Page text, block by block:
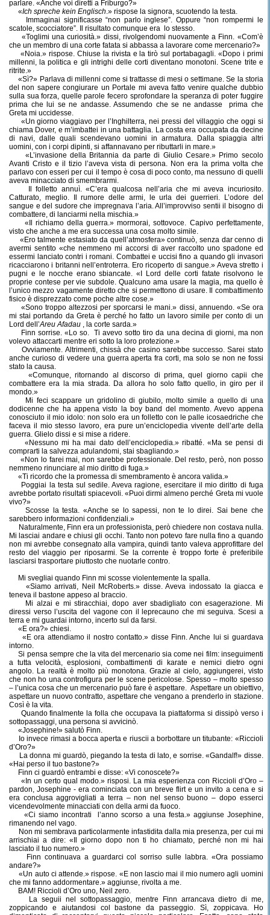
parlare. «Anche voi diretti a Friburgo?»
«Ich spreche kein Englisch.» rispose la signora, scuotendo la testa.
Immaginai significasse “non parlo inglese”. Oppure “non rompermi le
scatole, scocciatore”. Il risultato comunque era
lo stesso.
«Toglimi una curiosità.» dissi, rivolgendomi nuovamente a Finn. «Com’è
che un membro di una corte fatata si abbassa a lavorare come mercenario?»
«Noia.» rispose. Chiuse la rivista e la tirò sul portabagagli. «Dopo i primi
millenni, la politica e gli intrighi delle corti diventano monotoni. Scene trite e
ritrite.»
«Sì?» Parlava di millenni come si trattasse di mesi o settimane. Se la storia
del non sapere congiurare un Portale mi aveva fatto venire qualche dubbio
sulla sua forza, quelle parole fecero sprofondare la speranza di poter fuggire
prima che lui se ne andasse. Assumendo che se ne andasse
prima che
Greta mi uccidesse.
«Un giorno viaggiavo per l’Inghilterra, nei pressi del villaggio che oggi si
chiama Dover, e m’imbattei in una battaglia. La costa era occupata da decine
di navi, dalle quali scendevano uomini in armatura. Dalla spiaggia altri
uomini, con i corpi dipinti, si affannavano per ributtarli in mare.»
«L’invasione della Britannia da parte di Giulio Cesare.» Primo secolo
Avanti Cristo e il tizio l’aveva vista di persona. Non era la prima volta che
parlavo con esseri per cui il tempo è cosa di poco conto, ma nessuno di quelli
aveva minacciato di smembrarmi.
Il folletto annuì. «C’era qualcosa nell’aria che mi aveva incuriosito.
Catturato, meglio. Il rumore delle armi, le urla dei guerrieri. L’odore del
sangue e del sudore che impregnava l’aria. All’improvviso sentii il bisogno di
combattere, di lanciarmi nella mischia.»
«Il richiamo della guerra.» mormorai, sottovoce. Capivo perfettamente,
visto che anche a me era successa una cosa molto simile.
«Ero talmente estasiato da quell’atmosfera» continuò, senza dar cenno di
avermi sentito «che nemmeno mi accorsi di aver raccolto uno spadone ed
essermi lanciato contri i romani. Combattei e uccisi fino a quando gli invasori
ricacciarono i britanni nell’entroterra. Ero ricoperto di sangue.» Aveva stretto i
pugni e le nocche erano sbiancate. «I Lord delle corti fatate risolvono le
proprie contese per vie subdole. Qualcuno ama usare la magia, ma quello è
l’unico mezzo vagamente diretto che si permettono di usare. Il combattimento
fisico è disprezzato come poche altre cose.»
«Sono troppo altezzosi per sporcarsi le mani.» dissi, annuendo. «Se ora
mi stai portando da Greta è perché ho fatto un lavoro simile per conto di un
Lord dell’Areu Afadau , la corte sarda.»
Finn sorrise. «Lo so. Ti avevo sotto tiro da una decina di giorni, ma non
volevo attaccarti mentre eri sotto la loro protezione.»
Ovviamente. Altrimenti, chissà che casino sarebbe successo. Sarei stato
anche curioso di vedere una guerra aperta fra corti, ma solo se non ne fossi
stato la causa.
«Comunque, ritornando al discorso di prima, quel giorno capii che
combattere era la mia strada. Da allora ho solo fatto quello, in giro per il
mondo.»
Mi feci scappare un gridolino di giubilo, molto simile a quello di una
dodicenne che ha appena visto la boy band del momento. Avevo appena
conosciuto il mio idolo: non solo era un folletto con le palle icosaedriche che
faceva il mio stesso lavoro, era pure un’enciclopedia vivente dell’arte della
guerra. Glielo dissi e si mise a ridere.
«Nessuno mi ha mai dato dell’enciclopedia.» ribatté. «Ma se pensi di
comprarti la salvezza adulandomi, stai sbagliando.»
«Non lo farei mai, non sarebbe professionale. Del resto, però, non posso
nemmeno rinunciare al mio diritto di fuga.»
«Ti ricordo che la promessa di smembramento è ancora valida.»
Poggiai la testa sul sedile. Aveva ragione, esercitare il mio diritto di fuga
avrebbe portato risultati spiacevoli. «Puoi dirmi almeno perché Greta mi vuole
vivo?»
Scosse la testa. «Anche se lo sapessi, non te lo direi. Sai bene che
sarebbero informazioni confidenziali.»
Naturalmente, Finn era un professionista, però chiedere non costava nulla.
Mi lasciai andare e chiusi gli occhi. Tanto non potevo fare nulla fino a quando
non mi avrebbe consegnato alla vampira, quindi tanto valeva approfittare del
resto del viaggio per riposarmi. Se la corrente è troppo forte è preferibile
lasciarsi trasportare piuttosto che nuotarle contro.
Mi svegliai quando Finn mi scosse violentemente la spalla.
«Siamo arrivati, Neil McRoberts.» disse. Aveva indossato la giacca e
teneva il bastone appeso al braccio.
Mi alzai e mi stiracchiai, dopo aver sbadigliato con esagerazione. Mi
diressi verso l’uscita del vagone con il leprecauno che mi seguiva. Scesi a
terra e mi guardai intorno, incerto sul da farsi.
«E ora?» chiesi.
«E ora attendiamo il nostro contatto.» disse Finn. Anche lui si guardava
intorno.
Si pensa sempre che la vita del mercenario sia come nei film: inseguimenti
a tutta velocità, esplosioni, combattimenti di karate e nemici dietro ogni
angolo. La realtà è molto più monotona. Grazie al cielo, aggiungerei, visto
che non ho una controfigura per le scene pericolose. Spesso – molto spesso
– l’unica cosa che un mercenario può fare è aspettare. Aspettare un obiettivo,
aspettare un nuovo contratto, aspettare che vengano a prenderlo in stazione.
Così è la vita.
Quando finalmente la folla che occupava la piattaforma si dissipò verso i
sottopassaggi, una persona si avvicinò.
«Josephine!» salutò Finn.
Io invece rimasi a bocca aperta e riuscii a borbottare un titubante: «Riccioli
d’Oro?»
La donna mi guardò, piegando la testa di lato, e sorrise. «Gandalf!» disse.
«Hai perso il tuo bastone?»
Finn ci guardò entrambi e disse: «Vi conoscete?»
«In un certo qual modo.» risposi. La mia esperienza con Riccioli d’Oro –
pardon, Josephine - era cominciata con un breve flirt e un invito a cena e si
era conclusa aggrovigliati a terra – non nel senso buono – dopo esserci
vicendevolmente minacciati con della armi da fuoco.
«Ci siamo incontrati
l’anno scorso a una festa.» aggiunse Josephine,
rimanendo nel vago.
Non mi sembrava particolarmente infastidita dalla mia presenza, per cui mi
arrischiai a dire: «Il giorno dopo non ti ho chiamato, perché non mi hai
lasciato il tuo numero.»
Finn continuava a guardarci col sorriso sulle labbra. «Ora possiamo
andare?»
«Un auto ci attende.» rispose. «E non lascio mai il mio numero agli uomini
che mi fanno addormentare.» aggiunse, rivolta a me.
BAM! Riccioli d’Oro uno, Neil zero.
La seguii nel sottopassaggio, mentre Finn arrancava dietro di me,
zoppicando e aiutandosi col bastone da passeggio. Sì, zoppicava. Ho